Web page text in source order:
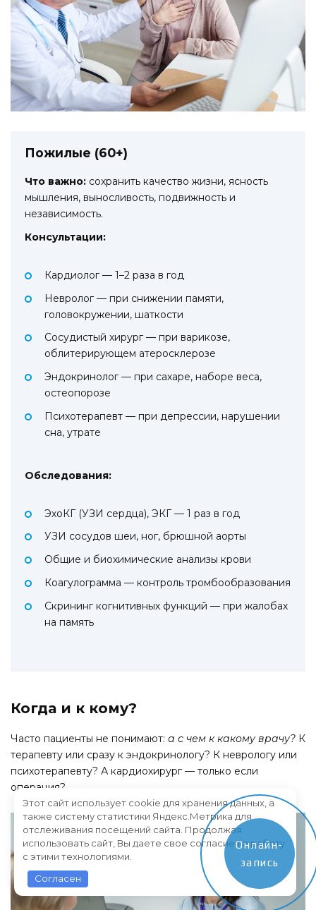
Пожилые (60+)
Что важно: сохранить качество жизни, ясность
мышления, выносливость, подвижность и
независимость.
Консультации:
Кардиолог — 1–2 раза в год
Невролог — при снижении памяти,
головокружении, шаткости
Сосудистый хирург — при варикозе,
облитерирующем атеросклерозе
Эндокринолог — при сахаре, наборе веса,
остеопорозе
Психотерапевт — при депрессии, нарушении
сна, утрате
Обследования:
ЭхоКГ (УЗИ сердца), ЭКГ — 1 раз в год
УЗИ сосудов шеи, ног, брюшной аорты
Общие и биохимические анализы крови
Коагулограмма — контроль тромбообразования
Скрининг когнитивных функций — при жалобах
на память
Когда и к кому?
Часто пациенты не понимают: а с чем к какому врачу? К
терапевту или сразу к эндокринологу? К неврологу или
психотерапевту? А кардиохирург — только если
операция?
Онлайн-
запись
Этот сайт использует cookie для хранения данных, а
также систему статистики Яндекс.Метрика для
отслеживания посещений сайта. Продолжая
использовать сайт, Вы даете свое согласие на работу
с этими технологиями.
Согласен